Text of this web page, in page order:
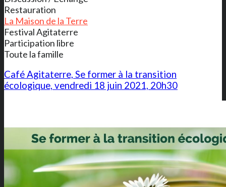
Restauration
La Maison de la Terre
Festival Agitaterre
Participation libre
Toute la famille
Café Agitaterre, Se former à la transition
écologique, vendredi 18 juin 2021, 20h30